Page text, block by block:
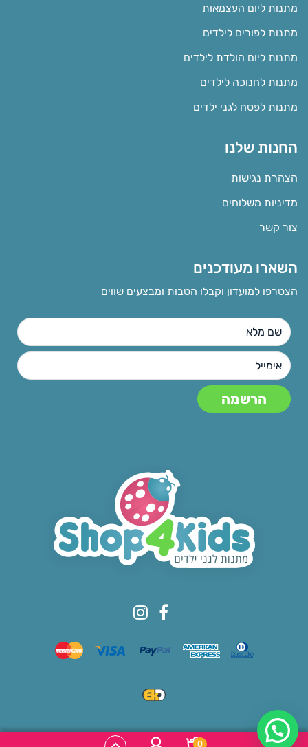
0
מתנות ליום העצמאות
מתנות לפורים לילדים
מתנות ליום הולדת לילדים
מתנות לחנוכה לילדים
מתנות לפסח לגני ילדים
החנות שלנו
הצהרת נגישות
מדיניות משלוחים
צור קשר
השארו מעודכנים
הצטרפו למועדון וקבלו הטבות ומבצעים שווים
© All rights reserved to Shop4kids